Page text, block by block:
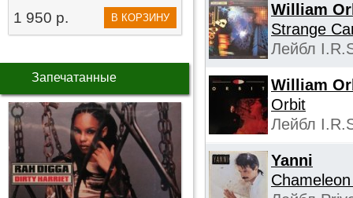
1 950 р. В КОРЗИНУ
Запечатанные
William
Strange
Лейбл
William
Orbit
Лейбл
Yanni